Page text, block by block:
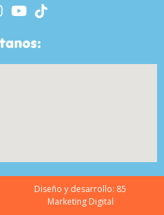
Diseño y desarrollo: 85
Marketing Digital